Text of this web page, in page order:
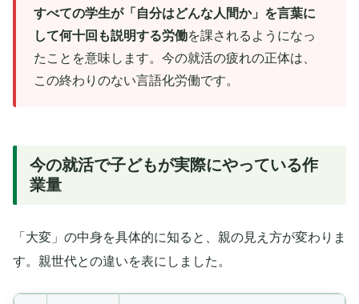
すべての学生が「自分はどんな人間か」を言葉に
して何十回も説明する労働を課されるようになっ
たことを意味します。今の就活の疲れの正体は、
この終わりのない言語化労働です。
今の就活で子どもが実際にやっている作
業量
「大変」の中身を具体的に知ると、親の見え方が変わりま
す。親世代との違いを表にしました。